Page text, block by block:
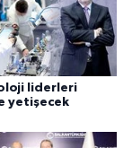
liderleri
yetişecek